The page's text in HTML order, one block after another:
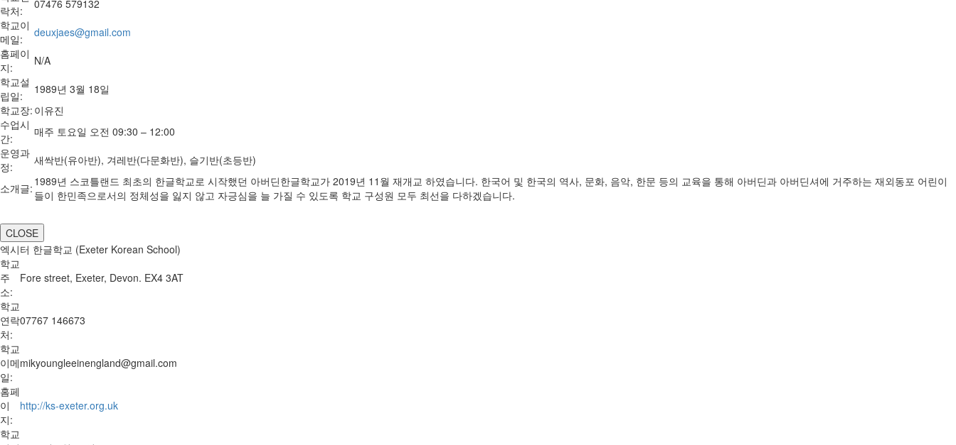
락처:
07476 579132
학교이
메일:
deuxjaes@gmail.com
홈페이
지:
N/A
학교설
립일:
1989년 3월 18일
학교장: 이유진
수업시
간:
매주 토요일 오전 09:30 – 12:00
운영과
정:
새싹반(유아반), 겨레반(다문화반), 슬기반(초등반)
소개글: 1989년 스코틀랜드 최초의 한글학교로 시작했던 아버딘한글학교가 2019년 11월 재개교 하였습니다. 한국어 및 한국의 역사, 문화, 음악, 한문 등의 교육을 통해 아버딘과 아버딘셔에 거주하는 재외동포 어린이
들이 한민족으로서의 정체성을 잃지 않고 자긍심을 늘 가질 수 있도록 학교 구성원 모두 최선을 다하겠습니다.
CLOSE
엑시터 한글학교 (Exeter Korean School)
학교
주
소:
Fore street, Exeter, Devon. EX4 3AT
학교
연락
처:
07767 146673
학교
이메
일:
mikyoungleeinengland@gmail.com
홈페
이
지:
http://ks-exeter.org.uk
학교